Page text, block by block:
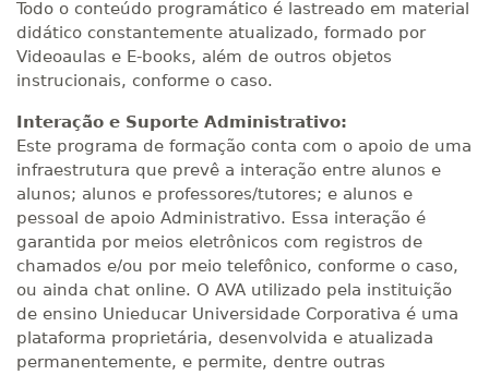
Todo o conteúdo programático é lastreado em material
didático constantemente atualizado, formado por
Videoaulas e E-books, além de outros objetos
instrucionais, conforme o caso.
Interação e Suporte Administrativo:
Este programa de formação conta com o apoio de uma
infraestrutura que prevê a interação entre alunos e
alunos; alunos e professores/tutores; e alunos e
pessoal de apoio Administrativo. Essa interação é
garantida por meios eletrônicos com registros de
chamados e/ou por meio telefônico, conforme o caso,
ou ainda chat online. O AVA utilizado pela instituição
de ensino Unieducar Universidade Corporativa é uma
plataforma proprietária, desenvolvida e atualizada
permanentemente, e permite, dentre outras